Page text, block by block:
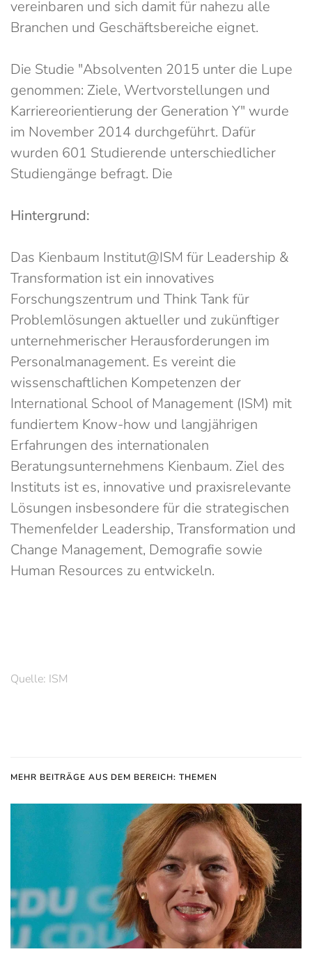
vereinbaren und sich damit für nahezu alle
Branchen und Geschäftsbereiche eignet.
Die Studie "Absolventen 2015 unter die Lupe
genommen: Ziele, Wertvorstellungen und
Karriereorientierung der Generation Y" wurde
im November 2014 durchgeführt. Dafür
wurden 601 Studierende unterschiedlicher
Studiengänge befragt. Die
Hintergrund:
Das Kienbaum Institut@ISM für Leadership &
Transformation ist ein innovatives
Forschungszentrum und Think Tank für
Problemlösungen aktueller und zukünftiger
unternehmerischer Herausforderungen im
Personalmanagement. Es vereint die
wissenschaftlichen Kompetenzen der
International School of Management (ISM) mit
fundiertem Know-how und langjährigen
Erfahrungen des internationalen
Beratungsunternehmens Kienbaum. Ziel des
Instituts ist es, innovative und praxisrelevante
Lösungen insbesondere für die strategischen
Themenfelder Leadership, Transformation und
Change Management, Demografie sowie
Human Resources zu entwickeln.
Quelle: ISM
MEHR BEITRÄGE AUS DEM BEREICH: THEMEN